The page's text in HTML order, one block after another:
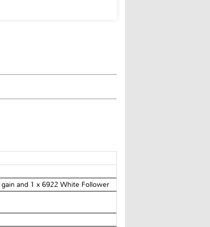
and 1 x 6922 White Follower